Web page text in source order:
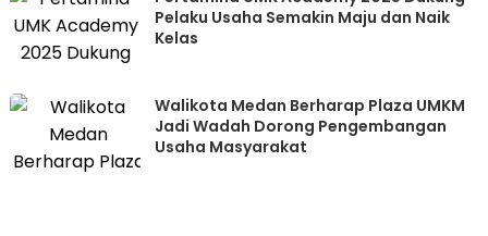
Pelaku Usaha Semakin Maju dan Naik
Kelas
Walikota Medan Berharap Plaza UMKM
Jadi Wadah Dorong Pengembangan
Usaha Masyarakat